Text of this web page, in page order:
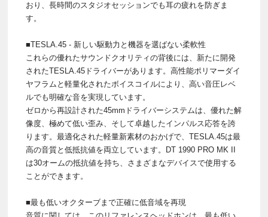
おり、長時間のスタジオセッションでも耳の疲れを防ぎま
す。
■TESLA.45 - 新しい駆動力と機器を選ばない柔軟性
これらの優れたサウンドクオリティの背後には、新たに開発
されたTESLA.45ドライバーがあります。高性能ポリマーダイ
ヤフラムと軽量化されたボイスコイルにより、高い音圧レベ
ルでも明確な音を実現しています。
ゼロから再設計された45mmドライバーシステムは、優れた解
像度、極めて低い歪み、そして卓越したインパルス応答を誇
ります。最適化された軽量新素材のおかげで、TESLA.45は最
高の音質と低抵抗値を両立しています。DT 1990 PRO MK II
は30オームの抵抗値を持ち、さまざまなデバイスで使用する
ことができます。
■最も低いオクターブまで正確に低音域を再現